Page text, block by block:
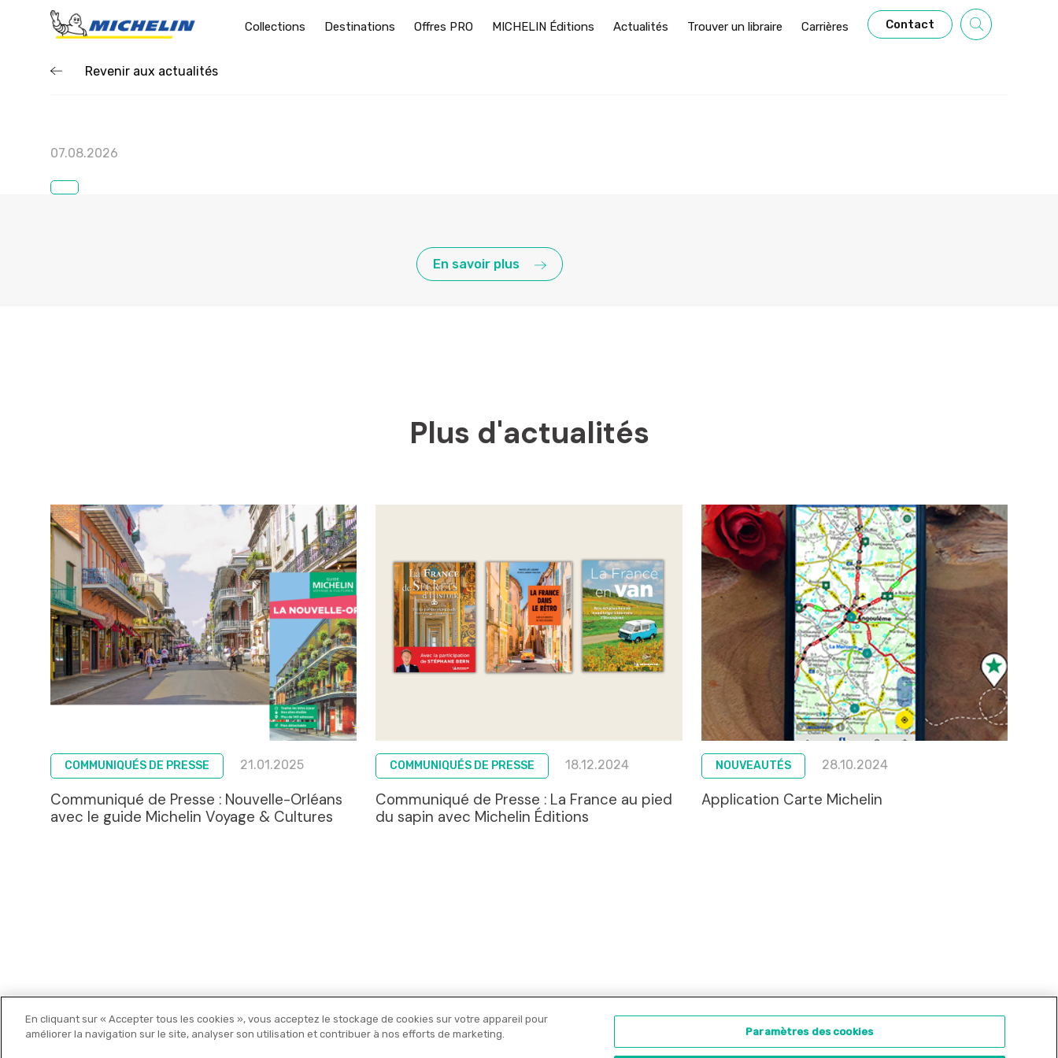
Collections Destinations Offres PRO MICHELIN Éditions Actualités Trouver un libraire Carrières Contact
Revenir aux actualités
07.08.2026
En savoir plus
Plus d'actualités
COMMUNIQUÉS DE PRESSE 21.01.2025
Communiqué de Presse : Nouvelle-Orléans
avec le guide Michelin Voyage & Cultures
COMMUNIQUÉS DE PRESSE 18.12.2024
Communiqué de Presse : La France au pied
du sapin avec Michelin Éditions
NOUVEAUTÉS 28.10.2024
Application Carte Michelin
Michelin Editions Nos libraires Offres PRO
En cliquant sur « Accepter tous les cookies », vous acceptez le stockage de cookies sur votre appareil pour
améliorer la navigation sur le site, analyser son utilisation et contribuer à nos efforts de marketing.
Paramètres des cookies